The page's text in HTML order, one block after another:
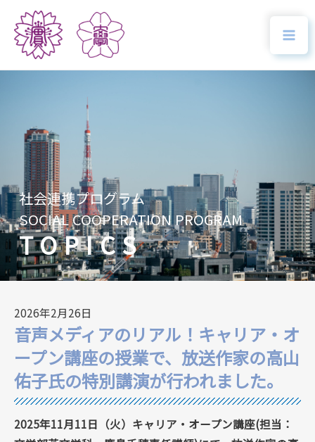
社会連携プログラム
SOCIAL COOPERATION PROGRAM
TOPICS
2026年2月26日
音声メディアのリアル！キャリア・オ
ープン講座の授業で、放送作家の高山
佑子氏の特別講演が行われました。
2025年11月11日（火）キャリア・オープン講座(担当：